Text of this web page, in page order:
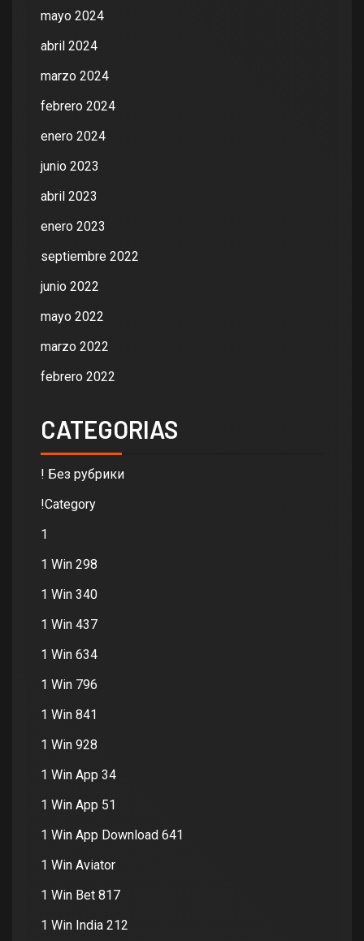
mayo 2024
abril 2024
marzo 2024
febrero 2024
enero 2024
junio 2023
abril 2023
enero 2023
septiembre 2022
junio 2022
mayo 2022
marzo 2022
febrero 2022
CATEGORIAS
! Без рубрики
!Category
1
1 Win 298
1 Win 340
1 Win 437
1 Win 634
1 Win 796
1 Win 841
1 Win 928
1 Win App 34
1 Win App 51
1 Win App Download 641
1 Win Aviator
1 Win Bet 817
1 Win India 212